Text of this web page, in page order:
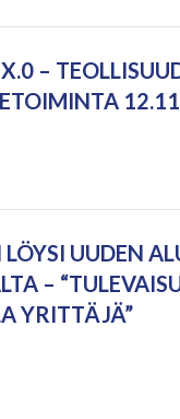
–
UUDEN
–
YRITTÄJÄ”